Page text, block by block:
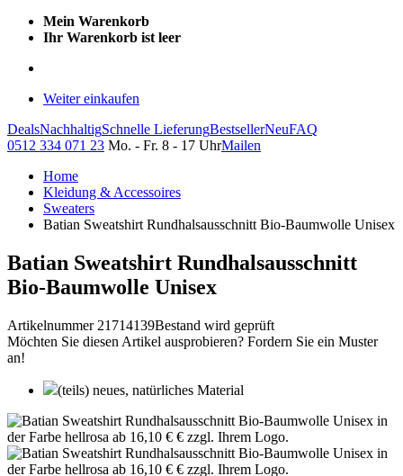
Mein Warenkorb
Ihr Warenkorb ist leer
Weiter einkaufen
DealsNachhaltigSchnelle LieferungBestsellerNeuFAQ
0512 334 071 23 Mo. - Fr. 8 - 17 UhrMailen
Home
Kleidung & Accessoires
Sweaters
Batian Sweatshirt Rundhalsausschnitt Bio-Baumwolle Unisex
Batian Sweatshirt Rundhalsausschnitt
Bio-Baumwolle Unisex
Artikelnummer 21714139Bestand wird geprüft
Möchten Sie diesen Artikel ausprobieren? Fordern Sie ein Muster
an!
(teils) neues, natürliches Material